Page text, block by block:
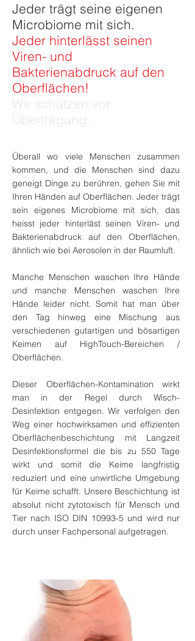
Jeder trägt seine eigenen
Microbiome mit sich.
Jeder hinterlässt seinen
Viren- und
Bakterienabdruck auf den
Oberflächen!
Wir schützen vor
Übertragung.
Überall wo viele Menschen zusammen
kommen, und die Menschen sind dazu
geneigt Dinge zu berühren, gehen Sie mit
Ihren Händen auf Oberflächen. Jeder trägt
sein eigenes Microbiome mit sich, das
heisst jeder hinterläst seinen Viren- und
Bakterienabdruck auf den Oberflächen,
ähnlich wie bei Aerosolen in der Raumluft.
Manche Menschen waschen Ihre Hände
und manche Menschen waschen Ihre
Hände leider nicht. Somit hat man über
den Tag hinweg eine Mischung aus
verschiedenen gutartigen und bösartigen
Keimen auf HighTouch-Bereichen /
Oberflächen.
Dieser Oberflächen-Kontamination wirkt
man in der Regel durch Wisch-
Desinfektion entgegen. Wir verfolgen den
Weg einer hochwirksamen und effizienten
Oberflächenbeschichtung mit Langzeit
Desinfektionsformel die bis zu 550 Tage
wirkt und somit die Keime langfristig
reduziert und eine unwirtliche Umgebung
für Keime schafft. Unsere Beschichtung ist
absolut nicht zytotoxisch für Mensch und
Tier nach ISO DIN 10993-5 und wird nur
durch unser Fachpersonal aufgetragen.